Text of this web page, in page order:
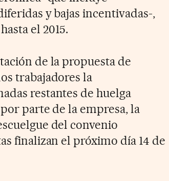
y bajas incentivadas-,
el 2015.
de la propuesta de
trabajadores la
restantes de huelga
parte de la empresa, la
del convenio
finalizan el próximo día 14 de